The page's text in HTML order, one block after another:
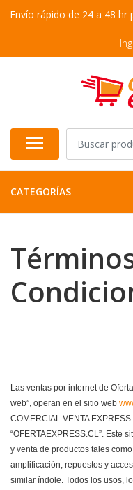
Envío rápido de 24 a 48
CATEGORÍAS
Las ventas por internet de
web”, operan en el sitio web
COMERCIAL VENTA
“OFERTAEXPRESS.CL”. Este
y venta de productos tales
amplificación, repuestos y
similar índole. Todos los usos,